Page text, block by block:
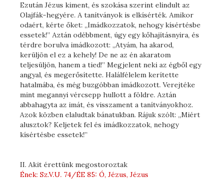
Ezután Jézus kiment, és szokása szerint elindult az
Olajfák-hegyére. A tanítványok is elkísérték. Amikor
odaért, kérte őket: „Imádkozzatok, nehogy kísértésbe
essetek!” Aztán odébbment, úgy egy kőhajításnyira, és
térdre borulva imádkozott: „Atyám, ha akarod,
kerüljön el ez a kehely! De ne az én akaratom
teljesüljön, hanem a tied!” Megjelent neki az égből egy
angyal, és megerősítette. Halálfélelem kerítette
hatalmába, és még buzgóbban imádkozott. Verejtéke
mint megannyi vércsepp hullott a földre. Aztán
abbahagyta az imát, és visszament a tanítványokhoz.
Azok közben elaludtak bánatukban. Rájuk szólt: „Miért
alusztok? Keljetek fel és imádkozzatok, nehogy
kísértésbe essetek!”
II. Akit érettünk megostoroztak
Ének: Sz.V.U. 74/ÉE 85: Ó, Jézus, Jézus